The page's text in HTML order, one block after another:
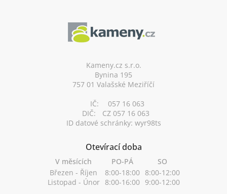
Kameny.cz s.r.o.
Bynina 195
757 01 Valašské Meziříčí
IČ:
057 16 063
DIČ:
CZ 057 16 063
ID datové schránky: wyr98ts
Otevírací doba
V měsících PO-PÁ
SO
Březen - Říjen
8:00-18:00 8:00-12:00
Listopad - Únor 8:00-16:00 9:00-12:00